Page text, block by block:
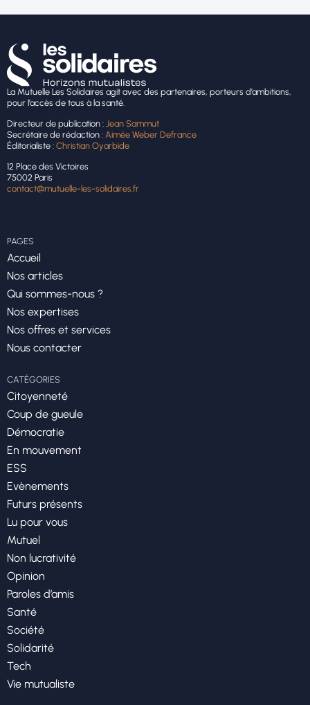
La Mutuelle Les Solidaires agit avec des partenaires, porteurs d’ambitions,
pour l’accès de tous à la santé.
Directeur de publication : Jean Sammut
Secrétaire de rédaction : Aimée Weber Defrance
Éditorialiste : Christian Oyarbide
12 Place des Victoires
75002 Paris
contact@mutuelle-les-solidaires.fr
PAGES
Accueil
Nos articles
Qui sommes-nous ?
Nos expertises
Nos offres et services
Nous contacter
CATÉGORIES
Citoyenneté
Coup de gueule
Démocratie
En mouvement
ESS
Evènements
Futurs présents
Lu pour vous
Mutuel
Non lucrativité
Opinion
Paroles d’amis
Santé
Société
Solidarité
Tech
Vie mutualiste